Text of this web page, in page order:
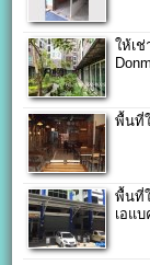
ให้เ
พื้นที่
พื้นที่
เอแ